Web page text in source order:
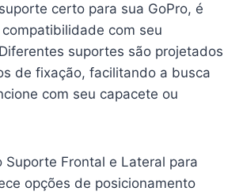
certo para sua GoPro, é
com seu
suportes são projetados
de fixação, facilitando a busca
com seu capacete ou
Suporte Frontal e Lateral para
opções de posicionamento